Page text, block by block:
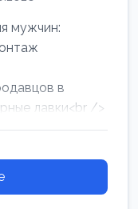
мужчин:
в
лавки<br />